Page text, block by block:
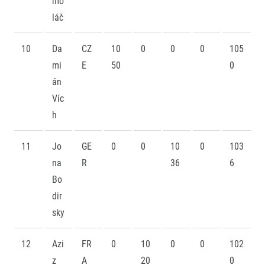
láč
10
Da
mi
án
Víc
h
CZ
E
10
50
0 0 0
105
0
11
Jo
na
Bo
dir
sky
GE
R
0 0
10
36
0
103
6
12
Azi
z
FR
A
0
10
20
0 0
102
0